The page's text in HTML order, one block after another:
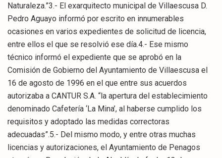
Naturaleza.”3.- El exarquitecto municipal de Villaescusa D.
Pedro Aguayo informó por escrito en innumerables
ocasiones en varios expedientes de solicitud de licencia,
entre ellos el que se resolvió ese día.4.- Ese mismo
técnico informó el expediente que se aprobó en la
Comisión de Gobierno del Ayuntamiento de Villaescusa el
16 de agosto de 1996 en el que entre sus acuerdos
autorizaba a CANTUR S.A. “la apertura del establecimiento
denominado Cafetería ‘La Mina’, al haberse cumplido los
requisitos y adoptado las medidas correctoras
adecuadas”.5.- Del mismo modo, y entre otras muchas
licencias y autorizaciones, el Ayuntamiento de Penagos